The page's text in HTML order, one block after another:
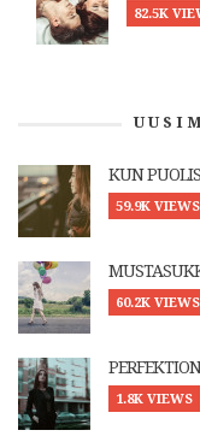
82.5K
KUN
59.9K VIEWS
60.2K VIEWS
1.8K VIEWS